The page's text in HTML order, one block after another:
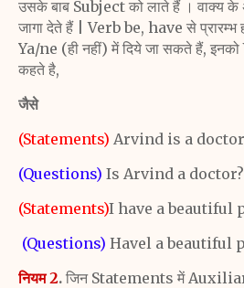
उसके बाब Subject को लाते हैं । वाक्य
जागा देते हैं | Verb be, have से प्रारम्भ
Ya/ne (ही नहीं) में दिये जा सकते हैं,
कहते है,
जैसे
(Statements) Arvind is a
(Questions) Is Arvind a doctor?
(Statements)I have a beautiful
(Questions) Havel a beautiful
नियम 2. जिन Statements में